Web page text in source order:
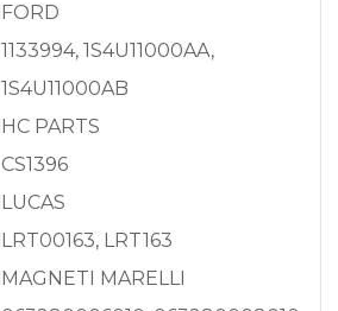
FORD
1133994, 1S4U11000AA,
1S4U11000AB
HC PARTS
CS1396
LUCAS
LRT00163, LRT163
MAGNETI MARELLI